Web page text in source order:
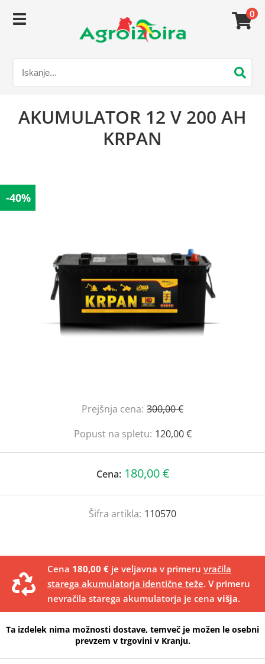
0
AKUMULATOR 12 V 200 AH
KRPAN
-40%
Prejšnja cena: 300,00 €
Popust na spletu: 120,00 €
Cena: 180,00 €
Šifra artikla: 110570
Cena 180,00 € je veljavna v primeru vračila
starega akumulatorja identične teže. V primeru
nevračila starega akumulatorja je cena višja.
Ta izdelek nima možnosti dostave, temveč je možen le osebni
prevzem v trgovini v Kranju.